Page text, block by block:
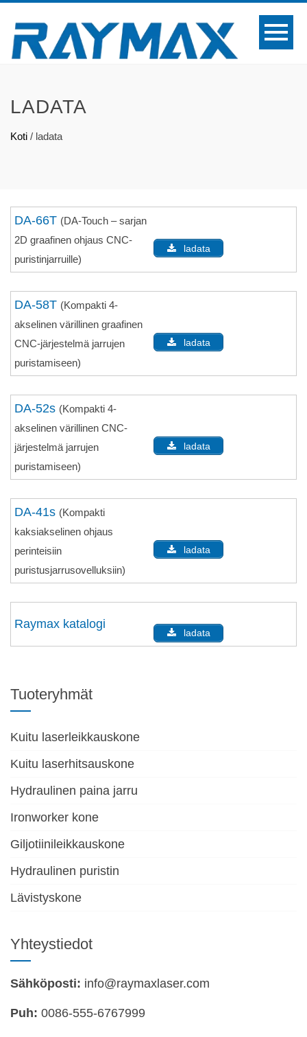
LADATA
Koti / ladata
DA-66T (DA-Touch – sarjan
2D graafinen ohjaus CNC-
puristinjarruille)
ladata
DA-58T (Kompakti 4-
akselinen värillinen graafinen
CNC-järjestelmä jarrujen
puristamiseen)
ladata
DA-52s (Kompakti 4-
akselinen värillinen CNC-
järjestelmä jarrujen
puristamiseen)
ladata
DA-41s (Kompakti
kaksiakselinen ohjaus
perinteisiin
puristusjarrusovelluksiin)
ladata
Raymax katalogi
ladata
Tuoteryhmät
Kuitu laserleikkauskone
Kuitu laserhitsauskone
Hydraulinen paina jarru
Ironworker kone
Giljotiinileikkauskone
Hydraulinen puristin
Lävistyskone
Yhteystiedot
Sähköposti: info@raymaxlaser.com
Puh: 0086-555-6767999